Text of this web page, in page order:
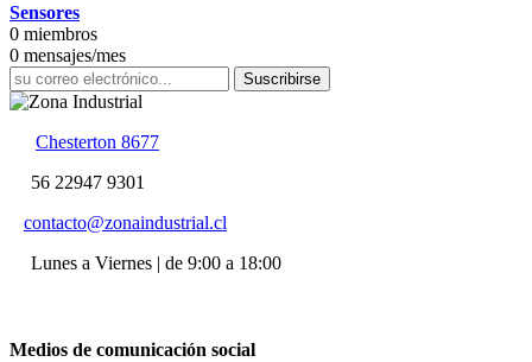
Sensores
0 miembros
0 mensajes/mes
Suscribirse
Chesterton 8677
56 22947 9301
contacto@zonaindustrial.cl
Lunes a Viernes | de 9:00 a 18:00
Medios de comunicación social